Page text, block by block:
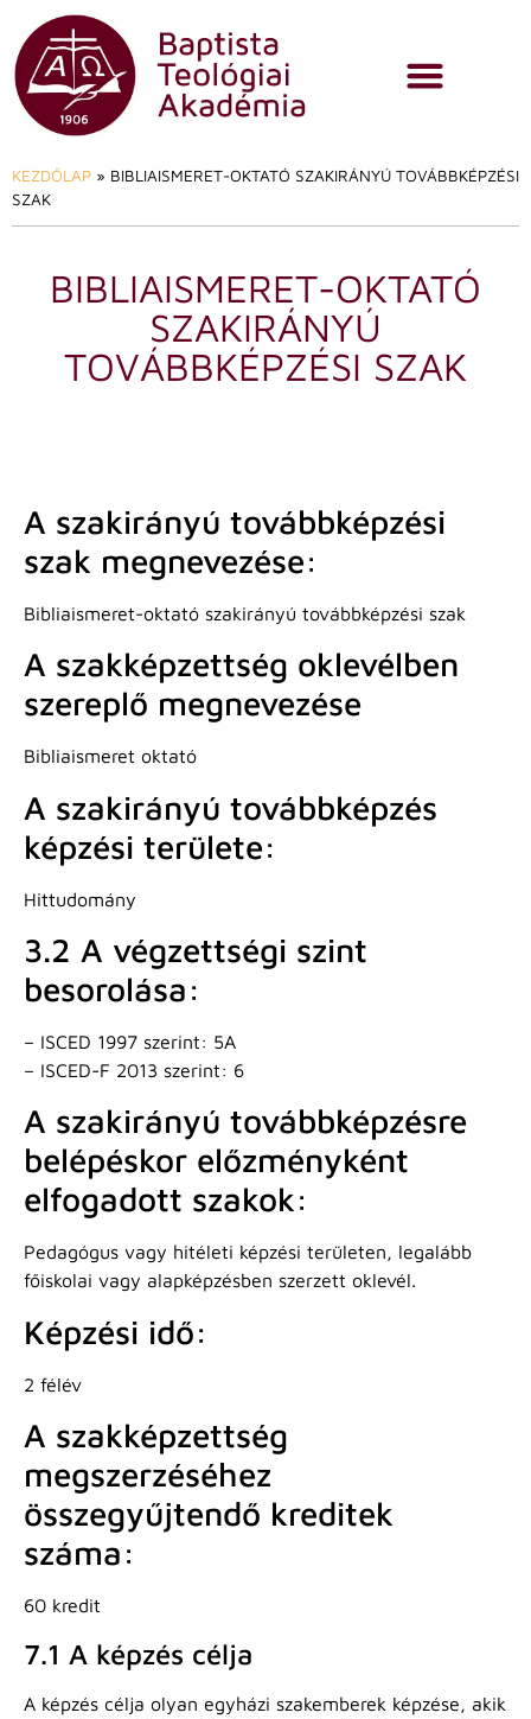
KEZDŐLAP » BIBLIAISMERET-OKTATÓ SZAKIRÁNYÚ TOVÁBBKÉPZÉSI
SZAK
BIBLIAISMERET-OKTATÓ
SZAKIRÁNYÚ
TOVÁBBKÉPZÉSI SZAK
A szakirányú továbbképzési
szak megnevezése:
Bibliaismeret-oktató szakirányú továbbképzési szak
A szakképzettség oklevélben
szereplő megnevezése
Bibliaismeret oktató
A szakirányú továbbképzés
képzési területe:
Hittudomány
3.2 A végzettségi szint
besorolása:
– ISCED 1997 szerint: 5A
– ISCED-F 2013 szerint: 6
A szakirányú továbbképzésre
belépéskor előzményként
elfogadott szakok:
Pedagógus vagy hitéleti képzési területen, legalább
főiskolai vagy alapképzésben szerzett oklevél.
Képzési idő:
2 félév
A szakképzettség
megszerzéséhez
összegyűjtendő kreditek
száma:
60 kredit
7.1 A képzés célja
A képzés célja olyan egyházi szakemberek képzése, akik